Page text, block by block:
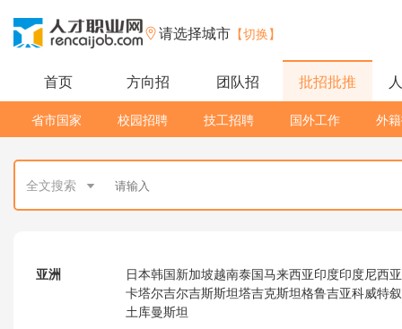
请选择城市 【切换】
首页 方向招 团队招 批招批推
省市国家 校园招聘 技工招聘 国外工作 外
全文搜索
亚洲 日本韩国新加坡越南泰国马来西亚印度印度尼西亚
卡塔尔吉尔吉斯斯坦塔吉克斯坦格鲁吉亚科威特
土库曼斯坦